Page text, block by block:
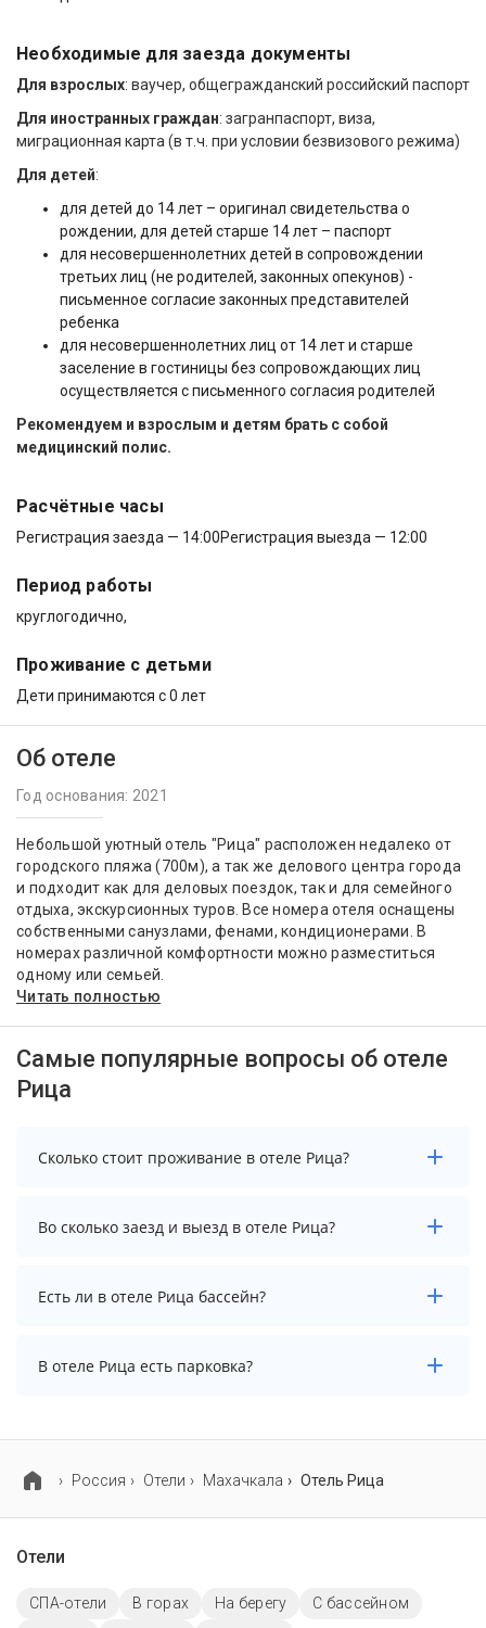
Необходимые для заезда документы
Для взрослых: ваучер, общегражданский российский паспорт
Для иностранных граждан: загранпаспорт, виза,
миграционная карта (в т.ч. при условии безвизового режима)
Для детей:
для детей до 14 лет – оригинал свидетельства о
рождении, для детей старше 14 лет – паспорт
для несовершеннолетних детей в сопровождении
третьих лиц (не родителей, законных опекунов) -
письменное согласие законных представителей
ребенка
для несовершеннолетних лиц от 14 лет и старше
заселение в гостиницы без сопровождающих лиц
осуществляется с письменного согласия родителей
Рекомендуем и взрослым и детям брать с собой
медицинский полис.
Расчётные часы
Регистрация заезда — 14:00Регистрация выезда — 12:00
Период работы
круглогодично,
Проживание с детьми
Дети принимаются с 0 лет
Об отеле
Год основания: 2021
Небольшой уютный отель "Рица" расположен недалеко от
городского пляжа (700м), а так же делового центра города
и подходит как для деловых поездок, так и для семейного
отдыха, экскурсионных туров. Все номера отеля оснащены
собственными санузлами, фенами, кондиционерами. В
номерах различной комфортности можно разместиться
одному или семьей.
Читать полностью
Самые популярные вопросы об отеле
Рица
Сколько стоит проживание в отеле Рица?
Стоимость проживания в отеле Рица начинается от
6000 рублей. Чтобы увидеть актуальные цены на
Во сколько заезд и выезд в отеле Рица?
Заезд возможен после 14:00, а выезд необходимо
осуществить до 12:00.
Есть ли в отеле Рица бассейн?
В отеле Рица нет бассейна.
В отеле Рица есть парковка?
оплачивается отдельно.
Россия Отели Махачкала Отель Рица
Отели
СПА-отели В горах На берегу
C бассейном